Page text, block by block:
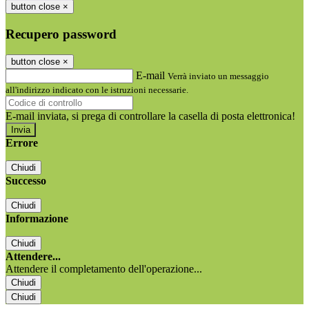
button close ×
Recupero password
button close ×
E-mail Verrà inviato un messaggio
all'indirizzo indicato con le istruzioni necessarie.
E-mail inviata, si prega di controllare la casella di posta elettronica!
Errore
Chiudi
Successo
Chiudi
Informazione
Chiudi
Attendere...
Attendere il completamento dell'operazione...
Chiudi
Chiudi